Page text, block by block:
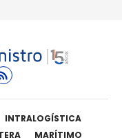
INTRALOGÍSTICA
MARÍTIMO